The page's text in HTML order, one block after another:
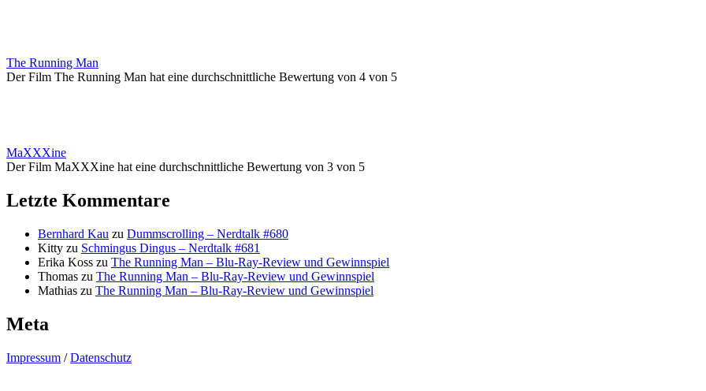
The Running Man
Der Film The Running Man hat eine durchschnittliche Bewertung von 4 von 5
MaXXXine
Der Film MaXXXine hat eine durchschnittliche Bewertung von 3 von 5
Letzte Kommentare
Bernhard Kau zu Dummscrolling – Nerdtalk #680
Kitty zu Schmingus Dingus – Nerdtalk #681
Erika Koss zu The Running Man – Blu-Ray-Review und Gewinnspiel
Thomas zu The Running Man – Blu-Ray-Review und Gewinnspiel
Mathias zu The Running Man – Blu-Ray-Review und Gewinnspiel
Meta
Impressum /Datenschutz